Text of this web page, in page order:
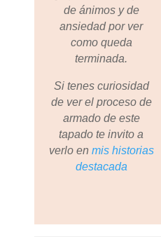
de ánimos y de
ansiedad por ver
como queda
terminada.
Si tenes curiosidad
de ver el proceso de
armado de este
tapado te invito a
verlo en mis historias
destacada